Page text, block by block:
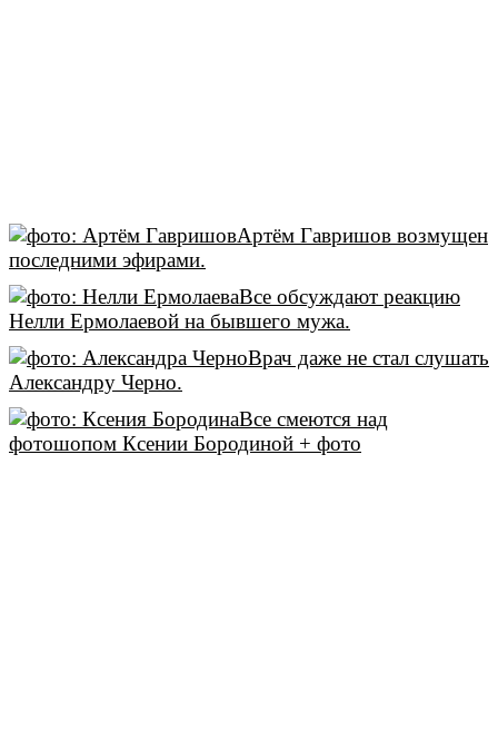
Артём Гавришов возмущен
последними эфирами.
Все обсуждают реакцию
Нелли Ермолаевой на бывшего мужа.
Врач даже не стал слушать
Александру Черно.
Все смеются над
фотошопом Ксении Бородиной + фото